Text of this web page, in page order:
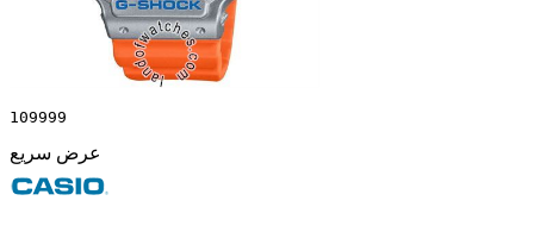
109999
عرض سريع